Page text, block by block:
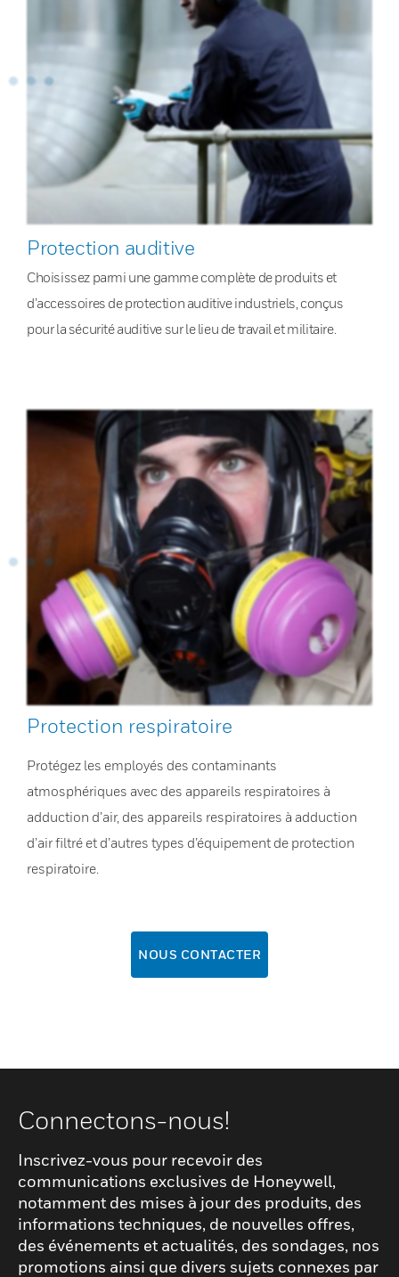
Protection auditive
Choisissez parmi une gamme complète de produits et
d’accessoires de protection auditive industriels, conçus
pour la sécurité auditive sur le lieu de travail et militaire.
Protection respiratoire
Protégez les employés des contaminants
atmosphériques avec des appareils respiratoires à
adduction d’air, des appareils respiratoires à adduction
d’air filtré et d’autres types d’équipement de protection
respiratoire.
NOUS CONTACTER
Connectons-nous!
Inscrivez-vous pour recevoir des
communications exclusives de Honeywell,
notamment des mises à jour des produits, des
informations techniques, de nouvelles offres,
des événements et actualités, des sondages, nos
promotions ainsi que divers sujets connexes par